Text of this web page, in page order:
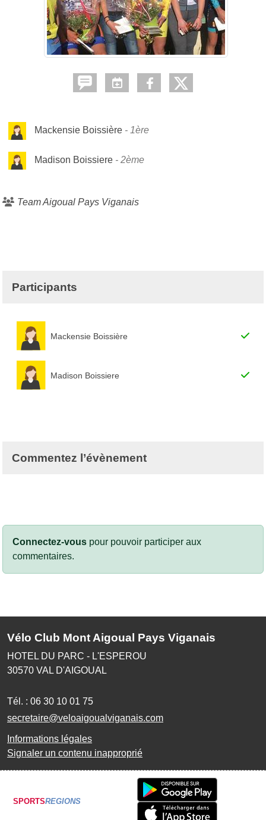
Mackensie Boissière 1ère
Madison Boissiere 2ème
Team Aigoual Pays Viganais
Participants
Mackensie Boissière
Madison Boissiere
Commentez l’évènement
Connectez-vous pour pouvoir participer aux
commentaires.
Vélo Club Mont Aigoual Pays Viganais
HOTEL DU PARC - L'ESPEROU
30570 VAL D'AIGOUAL
Tél. : 06 30 10 01 75
secretaire@veloaigoualviganais.com
Informations légales
Signaler un contenu inapproprié
SPORTSREGIONS